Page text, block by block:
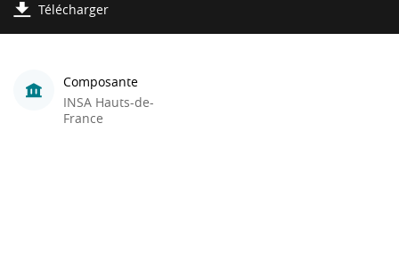
Télécharger
Composante
INSA Hauts-de-
France